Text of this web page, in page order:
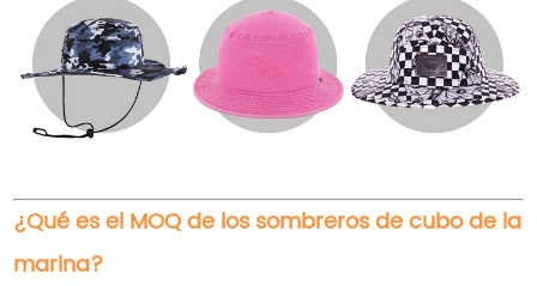
¿Qué es el MOQ de los sombreros de cubo de la
marina?